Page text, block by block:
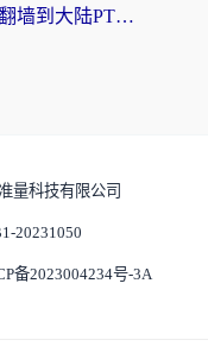
海外党必看：如何用VPN翻墙到大陆PTT？一篇解决你所有回国加速痛点
量科技有限公司
20231050
备2023004234号-3A